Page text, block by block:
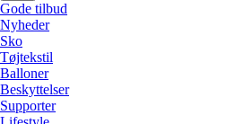
Gode tilbud
Nyheder
Sko
Tøjtekstil
Balloner
Beskyttelser
Supporter